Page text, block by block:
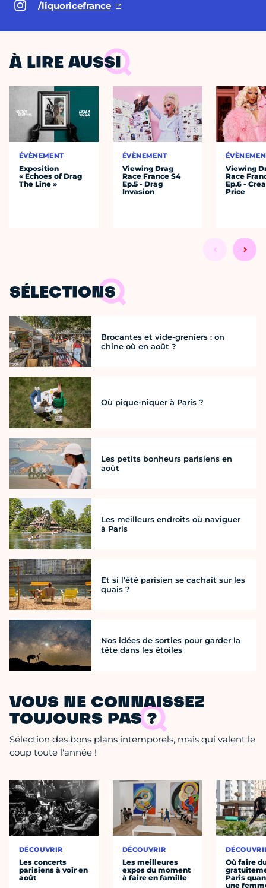
/liquoricefrance
À LIRE AUSSI
ÉVÈNEMENT
Exposition
« Echoes of Drag
The Line »
ÉVÈNEMENT
Viewing Drag
Race France S4
Ep.5 - Drag
Invasion
Viewing
Race
Ep.6 -
Price
SÉLECTIONS
Brocantes et vide-greniers : on
chine où en août ?
Où pique-niquer à Paris ?
Les petits bonheurs parisiens en
août
Les meilleurs endroits où naviguer
à Paris
Et si l’été parisien se cachait sur les
quais ?
Nos idées de sorties pour garder la
tête dans les étoiles
VOUS NE CONNAISSEZ
TOUJOURS PAS ?
Sélection des bons plans intemporels, mais qui valent le
coup toute l'année !
DÉCOUVRIR
Les concerts
parisiens à voir en
août
DÉCOUVRIR
Les meilleures
expos du moment
à faire en famille
Où faire
Paris
une